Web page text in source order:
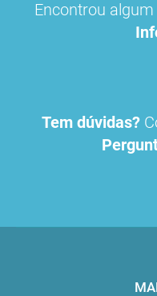
Encontrou
Tem dúvidas?